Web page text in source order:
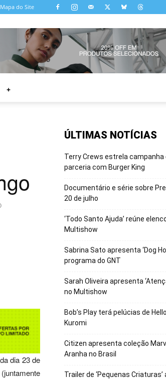
Mapa do Site
+
dia 23 de
ÚLTIMAS NOTÍCIAS
Terry Crews estrela campanha
parceria com Burger King
Documentário e série sobre
20 de julho
‘Todo Santo Ajuda’ reúne
Multishow
Sabrina Sato apresenta ‘Dog
programa do GNT
Sarah Oliveira apresenta
no Multishow
Bob’s Play terá pelúcias de
Kuromi
Citizen apresenta coleção
Aranha no Brasil
Trailer de ‘Pequenas